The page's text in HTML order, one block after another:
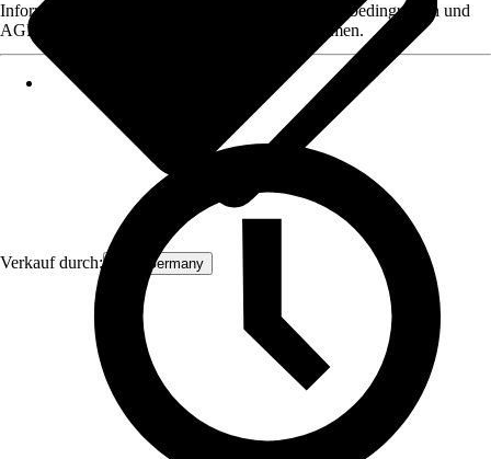
Verkauf durch: ECD Germany
Informationen des Verkäufers, wie z. B. Rückgabebedingungen und
AGB, finden Sie bei Klick auf den Verkäufernamen.